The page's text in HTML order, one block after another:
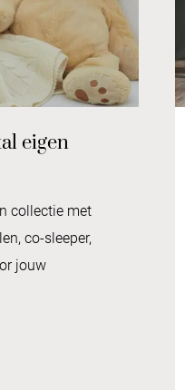
eigen
collectie met
co-sleeper,
jouw